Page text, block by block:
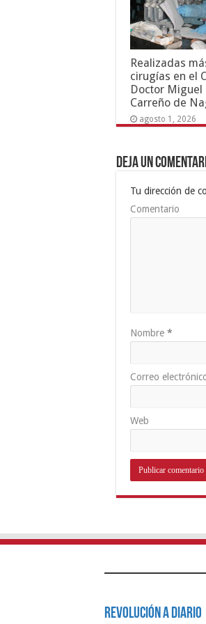
Realizadas
cirugías en el
Doctor Miguel
Carreño de
agosto 1, 2026
Deja un
Tu dirección de
Comentario
Nombre *
Correo
Web
Revolución a Diario